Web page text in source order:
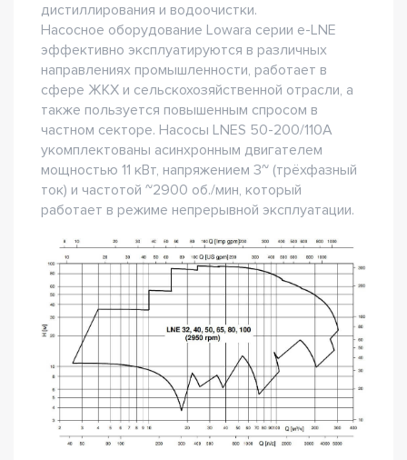
дистиллирования и водоочистки.
Насосное оборудование Lowara серии e-LNE
эффективно эксплуатируются в различных
направлениях промышленности, работает в
сфере ЖКХ и сельскохозяйственной отрасли, а
также пользуется повышенным спросом в
частном секторе. Насосы LNES 50-200/110A
укомплектованы асинхронным двигателем
мощностью 11 кВт, напряжением 3~ (трёхфазный
ток) и частотой ~2900 об./мин, который
работает в режиме непрерывной эксплуатации.